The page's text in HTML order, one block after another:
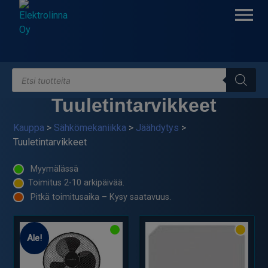
content
Elektrolinna Oy
Verkkokauppa
Products
search
Tuuletintarvikkeet
Kauppa > Sähkömekaniikka > Jäähdytys >
Tuuletintarvikkeet
Myymälässä
Toimitus 2-10 arkipäivää.
Pitkä toimitusaika – Kysy saatavuus.
Ale!